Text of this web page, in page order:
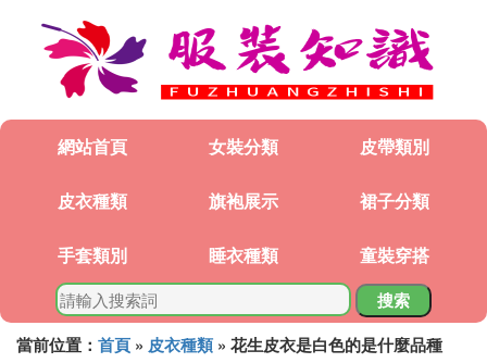
網站首頁 女裝分類 皮帶類別
皮衣種類 旗袍展示 裙子分類
手套類別 睡衣種類 童裝穿搭
搜索
當前位置： 首頁 » 皮衣種類 » 花生皮衣是白色的是什麼品種